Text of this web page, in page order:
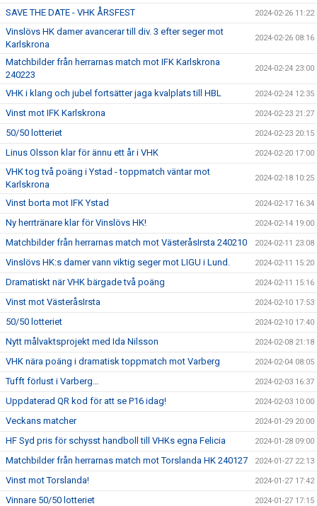
SAVE THE DATE - VHK ÅRSFEST 2024-02-26 11:22
Vinslövs HK damer avancerar till div. 3 efter seger mot
Karlskrona
2024-02-26 08:16
Matchbilder från herrarnas match mot IFK Karlskrona
240223
2024-02-24 23:00
VHK i klang och jubel fortsätter jaga kvalplats till HBL 2024-02-24 12:35
Vinst mot IFK Karlskrona 2024-02-23 21:27
50/50 lotteriet 2024-02-23 20:15
Linus Olsson klar för ännu ett år i VHK 2024-02-20 17:00
VHK tog två poäng i Ystad - toppmatch väntar mot
Karlskrona
2024-02-18 10:25
Vinst borta mot IFK Ystad 2024-02-17 16:34
Ny herrtränare klar för Vinslövs HK! 2024-02-14 19:00
Matchbilder från herrarnas match mot VästeråsIrsta 240210 2024-02-11 23:08
Vinslövs HK:s damer vann viktig seger mot LIGU i Lund. 2024-02-11 15:20
Dramatiskt när VHK bärgade två poäng 2024-02-11 15:16
Vinst mot VästeråsIrsta 2024-02-10 17:53
50/50 lotteriet 2024-02-10 17:40
Nytt målvaktsprojekt med Ida Nilsson 2024-02-08 21:18
VHK nära poäng i dramatisk toppmatch mot Varberg 2024-02-04 08:05
Tufft förlust i Varberg… 2024-02-03 16:37
Uppdaterad QR kod för att se P16 idag! 2024-02-03 10:00
Veckans matcher 2024-01-29 20:00
HF Syd pris för schysst handboll till VHKs egna Felicia 2024-01-28 09:00
Matchbilder från herrarnas match mot Torslanda HK 240127 2024-01-27 22:13
Vinst mot Torslanda! 2024-01-27 17:42
Vinnare 50/50 lotteriet 2024-01-27 17:15